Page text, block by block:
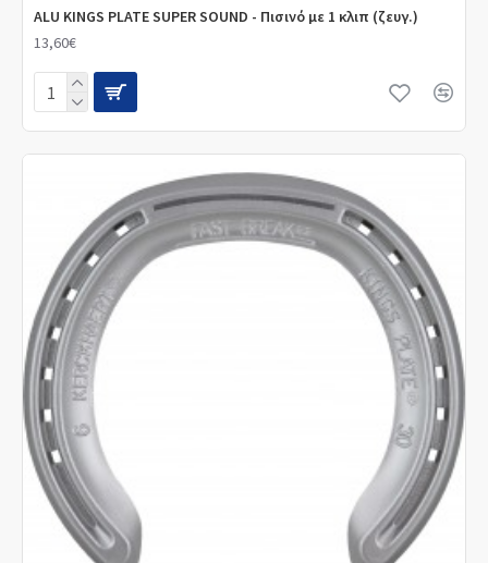
ALU KINGS PLATE SUPER SOUND - Πισινό με 1 κλιπ (ζευγ.)
13,60€